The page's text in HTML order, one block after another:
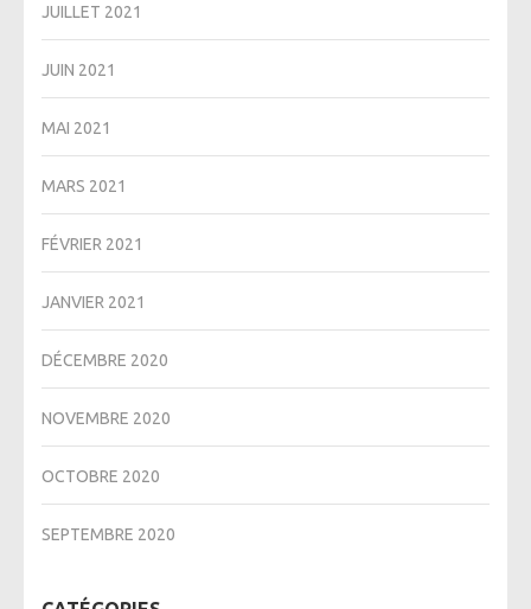
JUILLET 2021
JUIN 2021
MAI 2021
MARS 2021
FÉVRIER 2021
JANVIER 2021
DÉCEMBRE 2020
NOVEMBRE 2020
OCTOBRE 2020
SEPTEMBRE 2020